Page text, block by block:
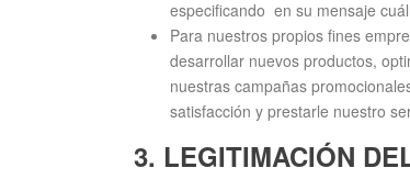
especificando en su mensaje
Para nuestros propios fines
desarrollar nuevos productos,
nuestras campañas
satisfacción y prestarle nuestro
3. LEGITIMACIÓN